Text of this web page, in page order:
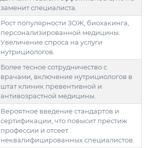
заменит специалиста.
Рост популярности ЗОЖ, биохакинга,
персонализированной медицины.
Увеличение спроса на услуги
нутрициологов.
Более тесное сотрудничество с
врачами, включение нутрициологов в
штат клиник превентивной и
антивозрастной медицины.
Вероятное введение стандартов и
сертификации, что повысит престиж
профессии и отсеет
неквалифицированных специалистов.